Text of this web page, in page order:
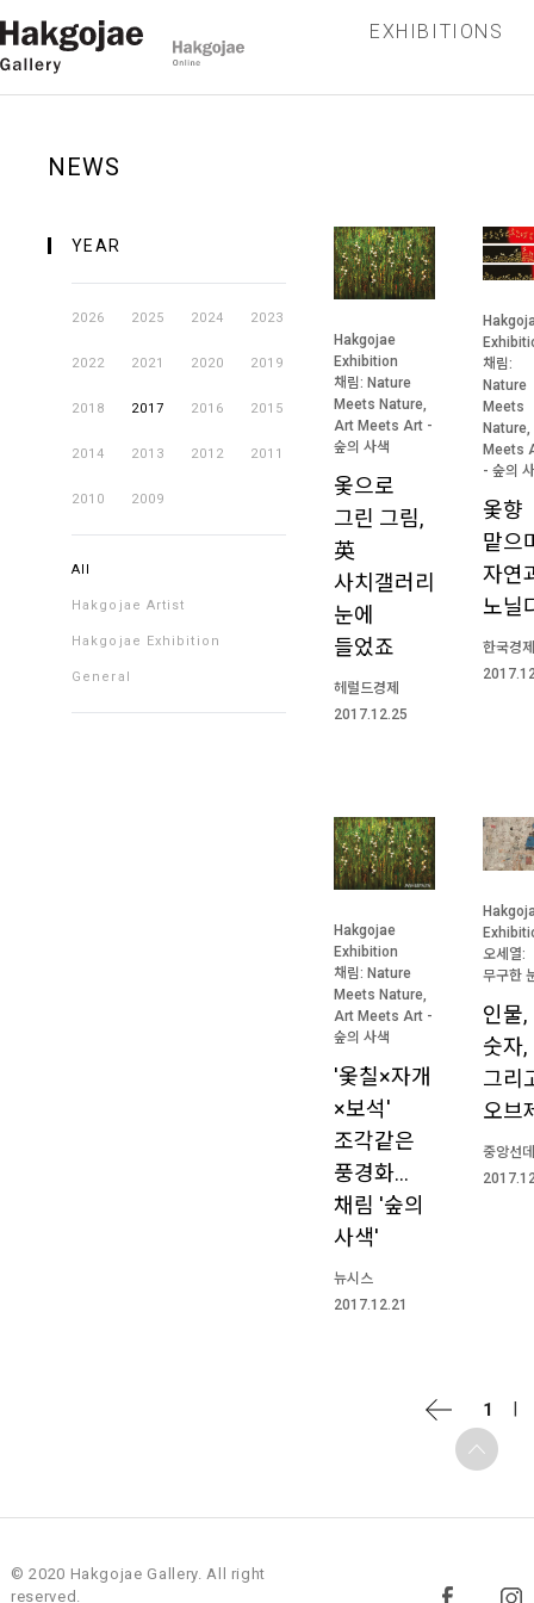
EXHIBITIONS
NEWS
YEAR
2026 2025 2024 2023
2022 2021 2020 2019
2018 2017 2016 2015
2014 2013 2012 2011
2010 2009
All
Hakgojae Artist
Hakgojae Exhibition
General
Hakgojae
Exhibition
채림: Nature
Meets Nature,
Art Meets Art -
숲의 사색
옻으로
그린 그림,
英
사치갤러리
눈에
들었죠
헤럴드경제
2017.12.25
채림:
Nature
Meets
Nature,
Meets
- 숲의
옻향
맡으
자연
노닐
한국경제
Hakgojae
Exhibition
채림: Nature
Meets Nature,
Art Meets Art -
숲의 사색
'옻칠×자개
×보석'
조각같은
풍경화…
채림 '숲의
사색'
뉴시스
2017.12.21
오세열:
무구한
인물,
숫자,
그리
오브
중앙선
1
© 2020 Hakgojae Gallery. All right
reserved.